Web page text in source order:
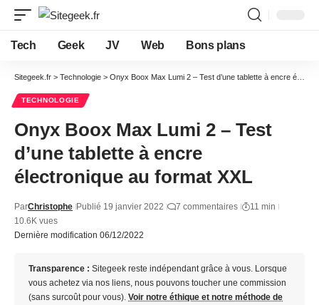
Tech Geek JV Web Bons plans
Sitegeek.fr > Technologie > Onyx Boox Max Lumi 2 – Test d’une tablette à encre électronique au format XXL
TECHNOLOGIE
Onyx Boox Max Lumi 2 – Test
d’une tablette à encre
électronique au format XXL
Dernière modification 06/12/2022
ParChristophe Publié 19 janvier 2022 7 commentaires
11 min
10.6K vues
Transparence : Sitegeek reste indépendant grâce à vous. Lorsque
vous achetez via nos liens, nous pouvons toucher une commission
(sans surcoût pour vous). Voir notre éthique et notre méthode de